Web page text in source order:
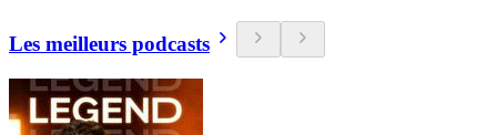
Les meilleurs podcasts